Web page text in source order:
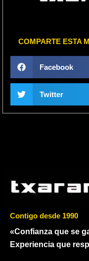
COMPARTE ESTA
Facebook
Twitter
Contigo desde 1990
«Confianza que se
Experiencia que